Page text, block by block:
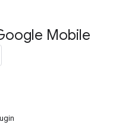
Mobile